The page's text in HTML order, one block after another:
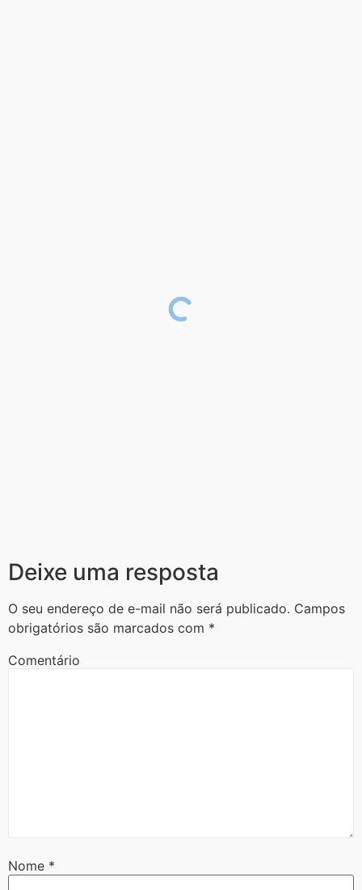
Deixe uma resposta
O seu endereço de e-mail não será publicado. Campos
obrigatórios são marcados com *
Comentário
Nome *